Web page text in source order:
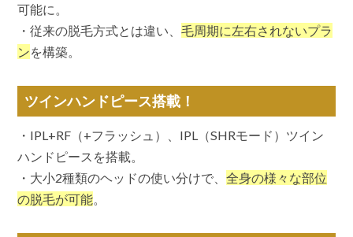
可能に。
・従来の脱毛方式とは違い、毛周期に左右されないプラ
ンを構築。
ツインハンドピース搭載！
・IPL+RF（+フラッシュ）、IPL（SHRモード）ツイン
ハンドピースを搭載。
・大小2種類のヘッドの使い分けで、全身の様々な部位
の脱毛が可能